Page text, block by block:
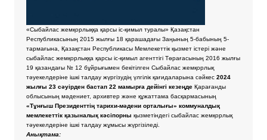
«Сыбайлас жемқорлыққа қарсы іс-қимыл туралы» Қазақстан
Республикасының 2015 жылғы 18 қарашадағы Заңының 5-бабының 5-
тармағына, Қазақстан Республикасы Мемлекеттік қызмет істері және
сыбайлас жемқорлыққа қарсы іс-қимыл агенттігі Төрағасының 2016 жылғы
19 қазандағы № 12 бұйрығымен бекітілген Сыбайлас жемқорлық
тәуекелдеріне ішкі талдау жүргізудің үлгілік қағидаларына сәйкес2024
жылғы 23 сәуірден бастап 22 мамырға дейінгі кезеңде Қарағанды
облысының мәдениет, архивтер және құжаттама басқармасының
«Тұнғыш Президенттің тарихи-мәдени орталығы» коммуналдық
мемлекеттік қазыналық кәсіпорны қызметіндегі сыбайлас жемқорлық
тәуекелдеріне ішкі талдау жұмысы жүргізіледі.
Анықтама: